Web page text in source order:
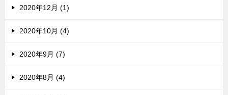
2020年12月 (1)
2020年10月 (4)
2020年9月 (7)
2020年8月 (4)